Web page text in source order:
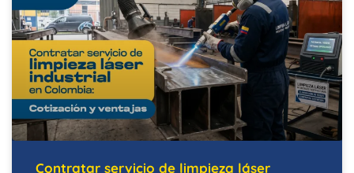
Contratar servicio de limpieza láser